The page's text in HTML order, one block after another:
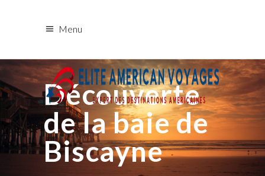
Menu
Découverte
de la baie de
Biscayne